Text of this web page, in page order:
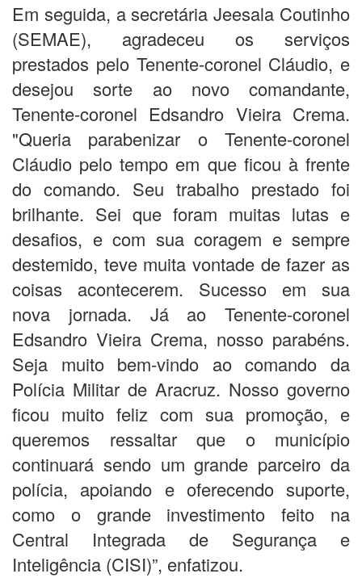
Em seguida, a secretária Jeesala Coutinho
(SEMAE), agradeceu os serviços
prestados pelo Tenente-coronel Cláudio, e
desejou sorte ao novo comandante,
Tenente-coronel Edsandro Vieira Crema.
"Queria parabenizar o Tenente-coronel
Cláudio pelo tempo em que ficou à frente
do comando. Seu trabalho prestado foi
brilhante. Sei que foram muitas lutas e
desafios, e com sua coragem e sempre
destemido, teve muita vontade de fazer as
coisas acontecerem. Sucesso em sua
nova jornada. Já ao Tenente-coronel
Edsandro Vieira Crema, nosso parabéns.
Seja muito bem-vindo ao comando da
Polícia Militar de Aracruz. Nosso governo
ficou muito feliz com sua promoção, e
queremos ressaltar que o município
continuará sendo um grande parceiro da
polícia, apoiando e oferecendo suporte,
como o grande investimento feito na
Central Integrada de Segurança e
Inteligência (CISI)”, enfatizou.